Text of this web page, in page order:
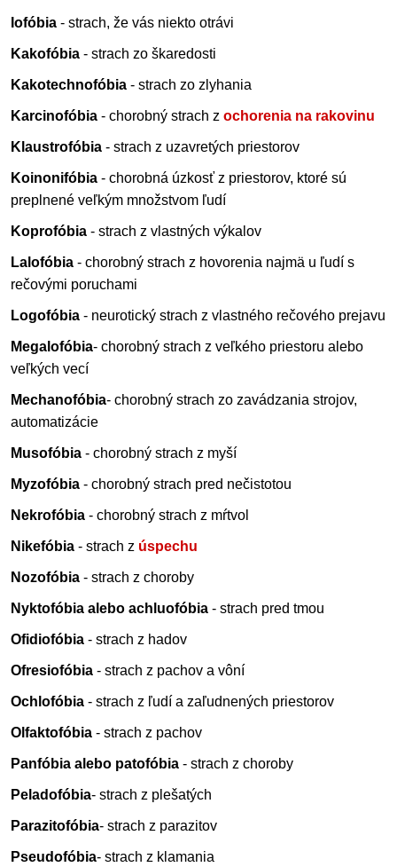
Iofóbia - strach, že vás niekto otrávi
Kakofóbia - strach zo škaredosti
Kakotechnofóbia - strach zo zlyhania
Karcinofóbia - chorobný strach z ochorenia na rakovinu
Klaustrofóbia - strach z uzavretých priestorov
Koinonifóbia - chorobná úzkosť z priestorov, ktoré sú
preplnené veľkým množstvom ľudí
Koprofóbia - strach z vlastných výkalov
Lalofóbia - chorobný strach z hovorenia najmä u ľudí s
rečovými poruchami
Logofóbia - neurotický strach z vlastného rečového prejavu
Megalofóbia- chorobný strach z veľkého priestoru alebo
veľkých vecí
Mechanofóbia- chorobný strach zo zavádzania strojov,
automatizácie
Musofóbia - chorobný strach z myší
Myzofóbia - chorobný strach pred nečistotou
Nekrofóbia - chorobný strach z mŕtvol
Nikefóbia - strach z úspechu
Nozofóbia - strach z choroby
Nyktofóbia alebo achluofóbia - strach pred tmou
Ofidiofóbia - strach z hadov
Ofresiofóbia - strach z pachov a vôní
Ochlofóbia - strach z ľudí a zaľudnených priestorov
Olfaktofóbia - strach z pachov
Panfóbia alebo patofóbia - strach z choroby
Peladofóbia- strach z plešatých
Parazitofóbia- strach z parazitov
Pseudofóbia- strach z klamania